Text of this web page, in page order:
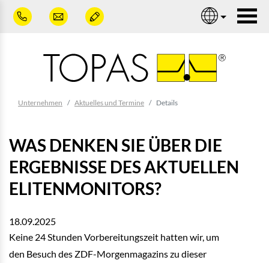
Zum Hauptinhalt springen
Unternehmen Aktuelles und Termine Details
WAS DENKEN SIE ÜBER DIE
ERGEBNISSE DES AKTUELLEN
ELITENMONITORS?
18.09.2025
Keine 24 Stunden Vorbereitungszeit hatten wir, um
den Besuch des ZDF-Morgenmagazins zu dieser